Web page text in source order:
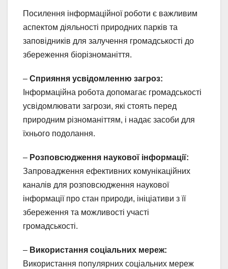
Посилення інформаційної роботи є важливим
аспектом діяльності природних парків та
заповідників для залучення громадськості до
збереження біорізноманіття.
– Сприяння усвідомленню загроз:
Інформаційна робота допомагає громадськості
усвідомлювати загрози, які стоять перед
природним різноманіттям, і надає засоби для
їхнього подолання.
– Розповсюдження наукової інформації:
Запровадження ефективних комунікаційних
каналів для розповсюдження наукової
інформації про стан природи, ініціативи з її
збереження та можливості участі
громадськості.
– Використання соціальних мереж:
Використання популярних соціальних мереж